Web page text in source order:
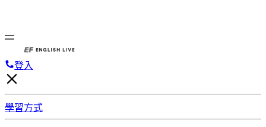
登入
學習方式